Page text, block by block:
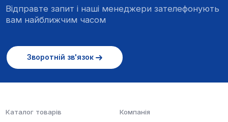
Відправте запит і наші менеджери зателефонують
вам найближчим часом
Зворотній зв'язок
Каталог товарів Компанія